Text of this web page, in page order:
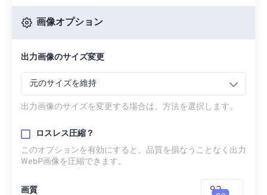
URLから
画像オプション
出力画像のサイズ変更
元のサイズを維持
出力画像のサイズを変更する場合は、方法を選択します。
ロスレス圧縮？
このオプションを有効にすると、品質を損なうことなく出力
WebP画像を圧縮できます。
画質